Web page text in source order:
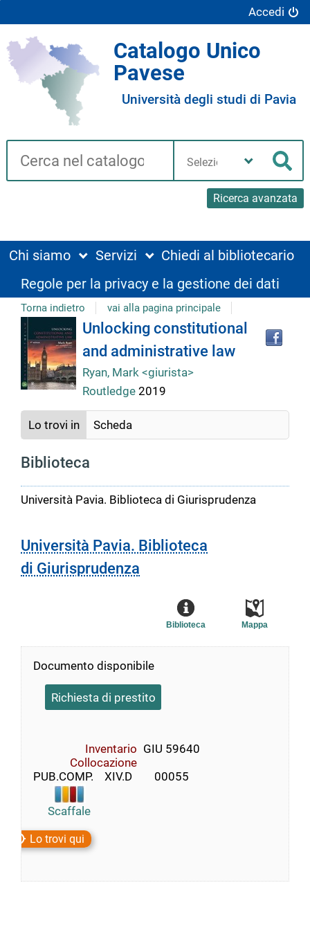
Accedi
Catalogo Unico
Pavese
Università degli studi di Pavia
Cerca su "Catalogo"
Ricerca avanzata
biblioteca
Chi siamo Servizi
Chiedi al bibliotecario
Regole per la privacy e la gestione dei dati
Torna indietro vai alla pagina principale
Dettaglio
del
documento
Unlocking constitutional
and administrative law
Ryan, Mark <giurista>
Routledge 2019
Lo trovi in Scheda
Biblioteca
Università Pavia. Biblioteca di Giurisprudenza
Università Pavia. Biblioteca
di Giurisprudenza
Mappa
Biblioteca
Documento disponibile
Richiesta di prestito
Inventario GIU 59640
Collocazione
PUB.COMP.    XIV.D        00055
Scaffale
Lo trovi qui